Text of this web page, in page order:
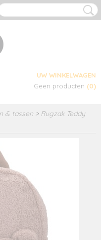
UW WINKELWAGEN
Geen producten (0)
& tassen > Rugzak Teddy